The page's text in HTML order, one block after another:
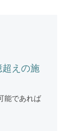
えの施
能であれば